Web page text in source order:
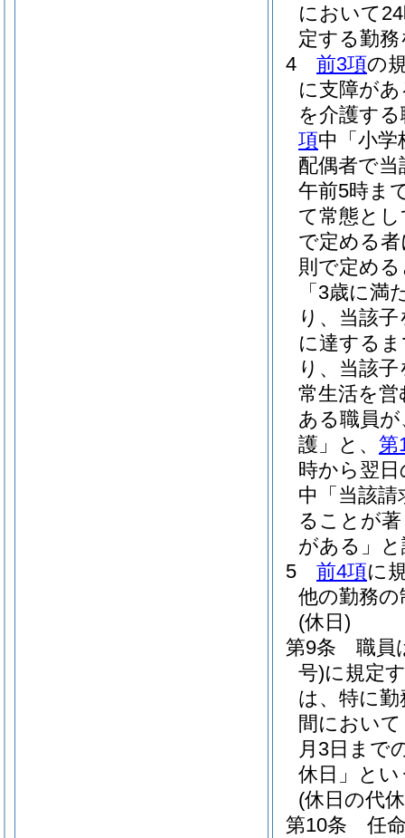
において
定する勤
4
前3項の
に支障が
を介護す
項中「小
配偶者で
午前5時ま
て常態と
で定める
則で定め
「3歳に
り、当該
に達する
り、当該
常生活を
ある職員
護」と、 第
時から翌
中「当該
ることが
がある」
5
前4項に
他の勤務
(休日)
第9条
職員
号)に規定
は、特に
間におい
月3日まで
休日」とい
(休日の代
第10条
任